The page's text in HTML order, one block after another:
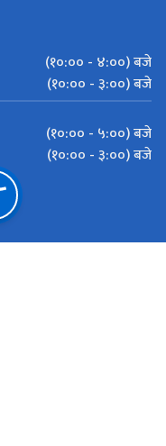
(१०:०० - ४:००) बजे
(१०:०० - ३:००) बजे
(१०:०० - ५:००) बजे
(१०:०० - ३:००) बजे